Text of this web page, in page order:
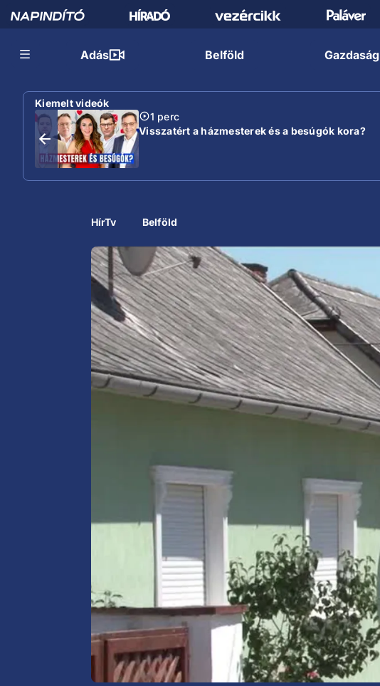
Adás Belföld Gazdaság
Kiemelt videók
1 perc
Visszatért a házmesterek és a besúgók kora?
HírTv Belföld